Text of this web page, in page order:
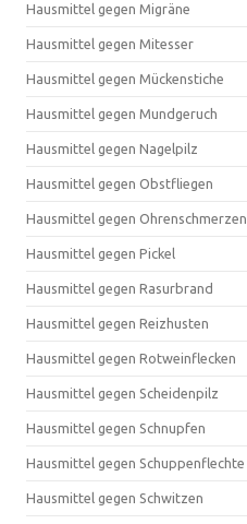
Hausmittel gegen Migräne
Hausmittel gegen Mitesser
Hausmittel gegen Mückenstiche
Hausmittel gegen Mundgeruch
Hausmittel gegen Nagelpilz
Hausmittel gegen Obstfliegen
Hausmittel gegen Ohrenschmerzen
Hausmittel gegen Pickel
Hausmittel gegen Rasurbrand
Hausmittel gegen Reizhusten
Hausmittel gegen Rotweinflecken
Hausmittel gegen Scheidenpilz
Hausmittel gegen Schnupfen
Hausmittel gegen Schuppenflechte
Hausmittel gegen Schwitzen